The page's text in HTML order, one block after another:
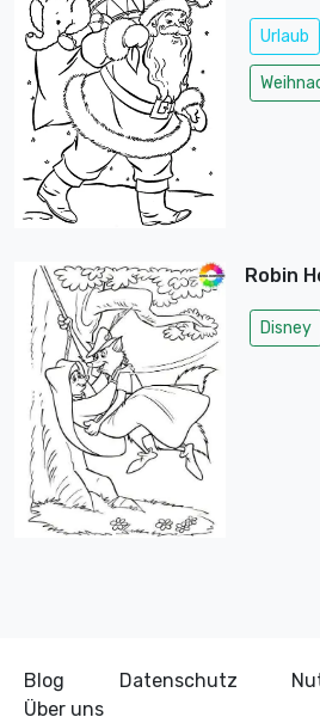
Urlaub
Robin
Disney
Blog Datenschutz
Über uns